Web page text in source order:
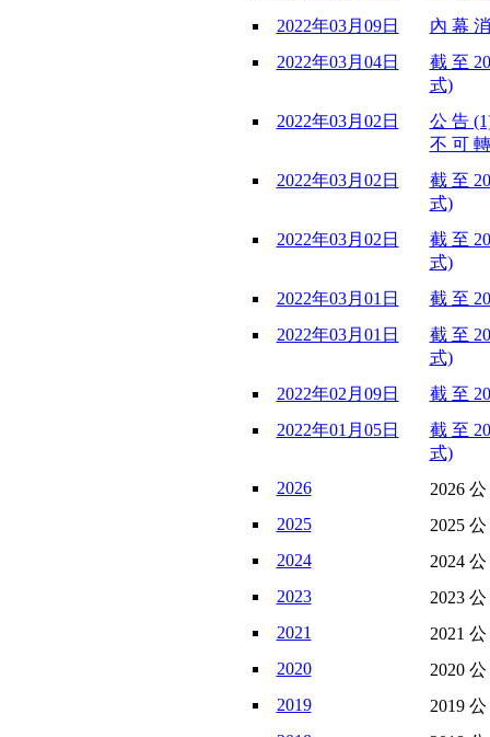
2022年03月09日
內 幕
2022年03月04日
截 至
式)
2022年03月02日
公 告
不 可
2022年03月02日
截 至
式)
2022年03月02日
截 至
式)
2022年03月01日
截 至
2022年03月01日
截 至
式)
2022年02月09日
截 至
2022年01月05日
截 至
式)
2026
2026
2025
2025
2024
2024
2023
2023
2021
2021
2020
2020
2019
2019